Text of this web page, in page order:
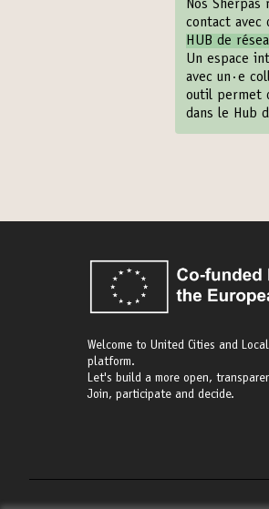
Nos
contact avec
HUB de
Un espace
avec un·e
outil permet
dans le Hub
Welcome to United Cities and
platform.
Let's build a more open,
Join, participate and decide.